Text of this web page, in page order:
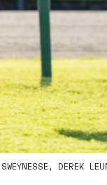
SWEYNESSE,